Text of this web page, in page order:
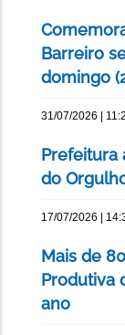
Barreiro
domingo
31/07/2026 |
Prefeitura
do
17/07/2026 |
Mais de
Produtiva
ano